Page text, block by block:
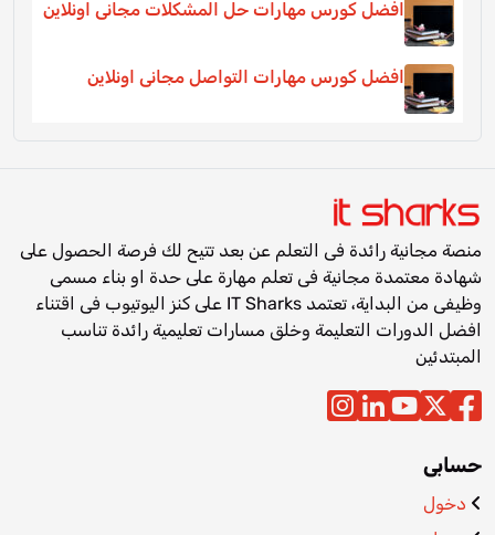
افضل كورس مهارات حل المشكلات مجانى اونلاين
افضل كورس مهارات التواصل مجانى اونلاين
منصة مجانية رائدة فى التعلم عن بعد تتيح لك فرصة الحصول على
شهادة معتمدة مجانية فى تعلم مهارة على حدة او بناء مسمى
وظيفى من البداية، تعتمد IT Sharks على كنز اليوتيوب فى اقتناء
افضل الدورات التعليمة وخلق مسارات تعليمية رائدة تناسب
المبتدئين
حسابى
دخول